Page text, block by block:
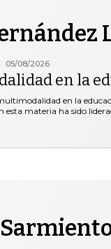
05/08/2026
en la
en la
esta materia ha sido